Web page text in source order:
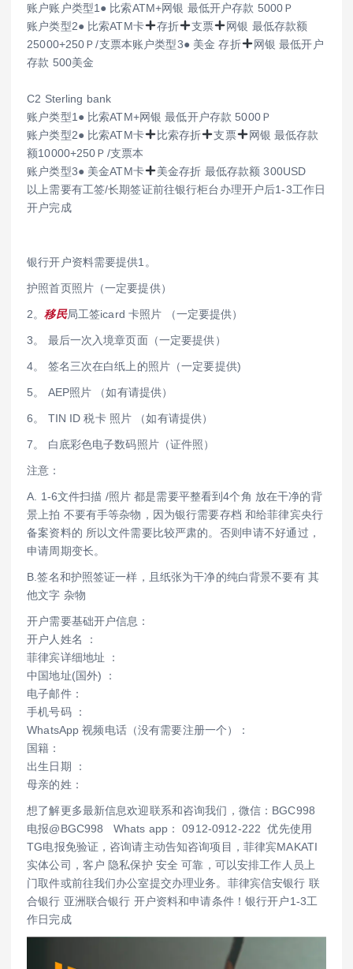
账户账户类型1● 比索ATM+网银 最低开户存款 5000Ｐ
账户类型2● 比索ATM卡
存折 支票
网银 最低存款额
25000+250Ｐ/支票本账户类型3● 美金 存折
网银 最低开户
存款 500美金
C2 Sterling bank
账户类型1● 比索ATM+网银 最低开户存款 5000Ｐ
账户类型2● 比索ATM卡
比索存折 支票
网银 最低存款
额10000+250Ｐ/支票本
账户类型3● 美金ATM卡
美金存折 最低存款额 300USD
以上需要有工签/长期签证前往银行柜台办理开户后1-3工作日
开户完成
银行开户资料需要提供1。
护照首页照片（一定要提供）
2。移民局工签icard 卡照片 （一定要提供）
3。 最后一次入境章页面（一定要提供）
4。 签名三次在白纸上的照片（一定要提供)
5。 AEP照片 （如有请提供）
6。 TIN ID 税卡 照片 （如有请提供）
7。 白底彩色电子数码照片（证件照）
注意：
A. 1-6文件扫描 /照片 都是需要平整看到4个角 放在干净的背
景上拍 不要有手等杂物，因为银行需要存档 和给菲律宾央行
备案资料的 所以文件需要比较严肃的。否则申请不好通过，
申请周期变长。
B.签名和护照签证一样，且纸张为干净的纯白背景不要有 其
他文字 杂物
开户需要基础开户信息：
开户人姓名 ：
菲律宾详细地址 ：
中国地址(国外) ：
电子邮件：
手机号码 ：
WhatsApp 视频电话（没有需要注册一个）：
国籍：
出生日期 ：
母亲的姓：
想了解更多最新信息欢迎联系和咨询我们，微信：BGC998
电报@BGC998 Whats app： 0912-0912-222 优先使用
TG电报免验证，咨询请主动告知咨询项目，菲律宾MAKATI
实体公司，客户 隐私保护 安全 可靠，可以安排工作人员上
门取件或前往我们办公室提交办理业务。菲律宾信安银行 联
合银行 亚洲联合银行 开户资料和申请条件！银行开户1-3工
作日完成